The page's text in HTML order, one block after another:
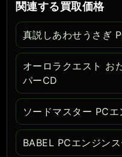
関連する買取価格
真説しあわせうさぎ
オーロラクエスト お
パーCD
ソードマスター PC
BABEL PCエンジン